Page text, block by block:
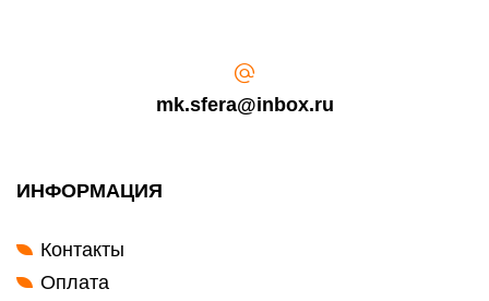
mk.sfera@inbox.ru
ИНФОРМАЦИЯ
Контакты
Оплата